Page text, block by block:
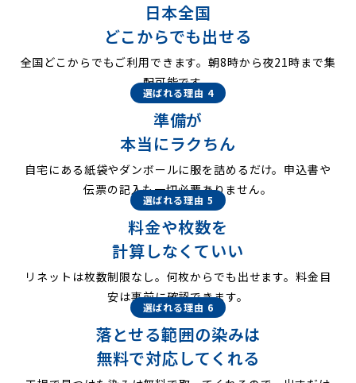
日本全国
どこからでも出せる
全国どこからでもご利用できます。朝8時から夜21時まで集
配可能です。
選ばれる理由 4
準備が
本当にラクちん
自宅にある紙袋やダンボールに服を詰めるだけ。申込書や
伝票の記入も一切必要ありません。
選ばれる理由 5
料金や枚数を
計算しなくていい
リネットは枚数制限なし。何枚からでも出せます。料金目
安は事前に確認できます。
選ばれる理由 6
落とせる範囲の染みは
無料で対応してくれる